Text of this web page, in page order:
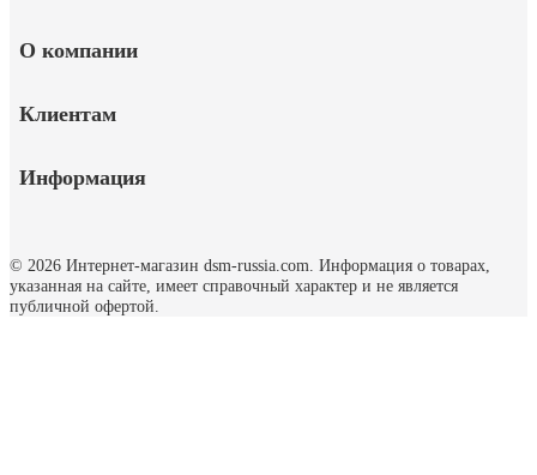
О компании
Клиентам
Информация
© 2026 Интернет-магазин dsm-russia.com. Информация о товарах,
указанная на сайте, имеет справочный характер и не является
публичной офертой.